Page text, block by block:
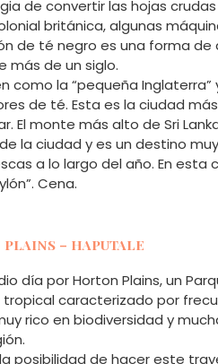
de convertir las hojas
británica, algunas
de té negro es una forma
más de un siglo.
como la “pequeña Inglaterra”
de té. Esta es la ciudad
El monte más alto de Sri
la ciudad y es un destino
a lo largo del año. En esta
Cena.
– HAPUTALE
día por Horton Plains, un
caracterizado por
rico en biodiversidad y
posibilidad de hacer este